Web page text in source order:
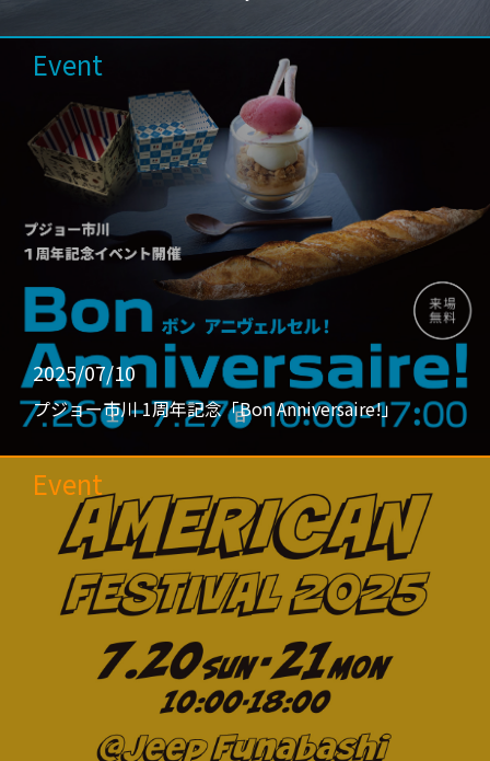
Event
2025/07/10
プジョー市川 1周年記念「Bon Anniversaire!」
Event